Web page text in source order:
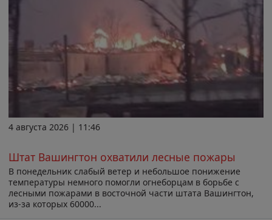
4 августа 2026 | 11:46
Штат Вашингтон охватили лесные пожары
В понедельник слабый ветер и небольшое понижение
температуры немного помогли огнеборцам в борьбе с
лесными пожарами в восточной части штата Вашингтон,
из-за которых 60000...